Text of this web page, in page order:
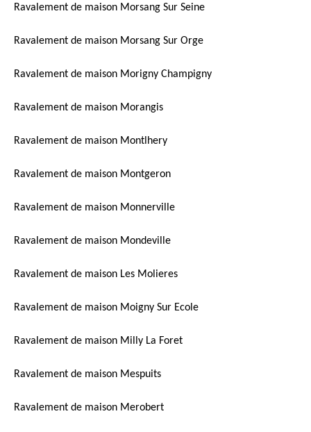
Ravalement de maison Morsang Sur Seine
Ravalement de maison Morsang Sur Orge
Ravalement de maison Morigny Champigny
Ravalement de maison Morangis
Ravalement de maison Montlhery
Ravalement de maison Montgeron
Ravalement de maison Monnerville
Ravalement de maison Mondeville
Ravalement de maison Les Molieres
Ravalement de maison Moigny Sur Ecole
Ravalement de maison Milly La Foret
Ravalement de maison Mespuits
Ravalement de maison Merobert